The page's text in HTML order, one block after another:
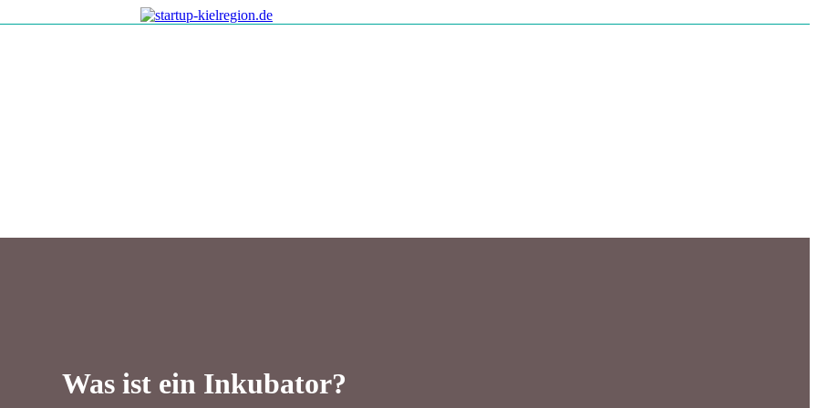
Was ist ein Inkubator?